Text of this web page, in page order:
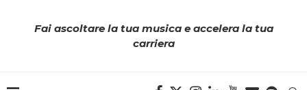
Fai ascoltare la tua musica e accelera la tua
carriera